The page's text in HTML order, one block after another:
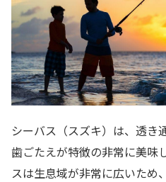
シーバス（スズキ）は、透き
歯ごたえが特徴の非常に美味
スは生息域が非常に広いため